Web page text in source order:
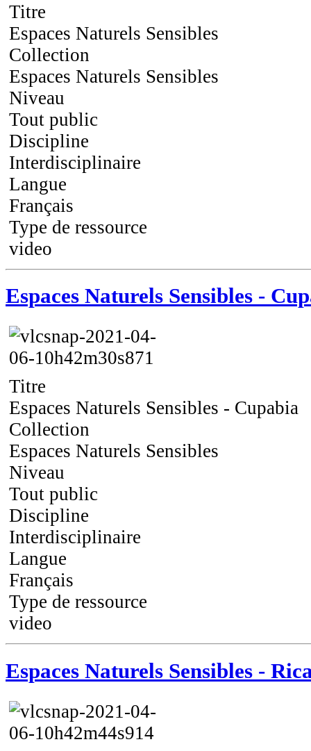
Titre
Espaces Naturels Sensibles
Collection
Espaces Naturels Sensibles
Niveau
Tout public
Discipline
Interdisciplinaire
Langue
Français
Type de ressource
video
Espaces Naturels Sensibles -
Titre
Espaces Naturels Sensibles - Cupabia
Collection
Espaces Naturels Sensibles
Niveau
Tout public
Discipline
Interdisciplinaire
Langue
Français
Type de ressource
video
Espaces Naturels Sensibles -